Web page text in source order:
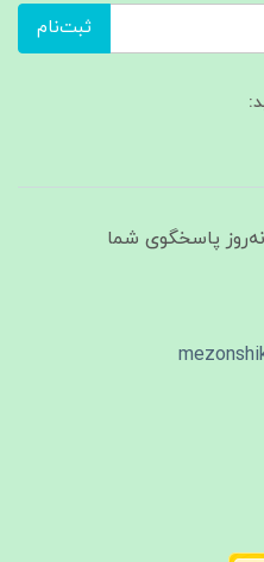
ثبت‌نام
ساعت شبانه‌روز پاسخگوی شما